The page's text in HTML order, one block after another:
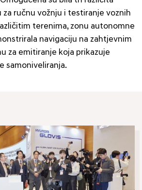
za ručnu vožnju i testiranje voznih
terenima, zonu autonomne
navigaciju na zahtjevnim
za emitiranje koja prikazuje
samoniveliranja.